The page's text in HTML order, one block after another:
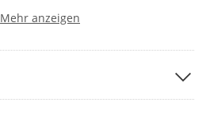
Mehr anzeigen